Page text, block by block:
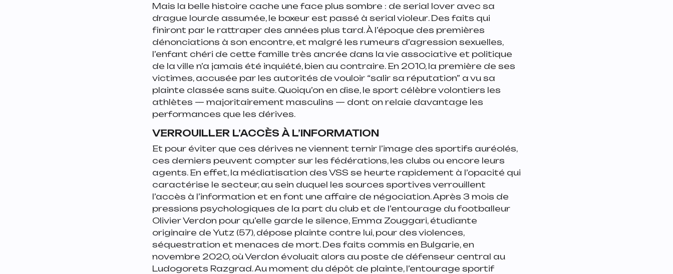
Mais la belle histoire cache une face plus sombre : de serial lover avec sa
drague lourde assumée, le boxeur est passé à serial violeur. Des faits qui
finiront par le rattraper des années plus tard. À l’époque des premières
dénonciations à son encontre, et malgré les rumeurs d’agression sexuelles,
l’enfant chéri de cette famille très ancrée dans la vie associative et politique
de la ville n’a jamais été inquiété, bien au contraire. En 2010, la première de ses
victimes, accusée par les autorités de vouloir “salir sa réputation” a vu sa
plainte classée sans suite. Quoiqu’on en dise, le sport célèbre volontiers les
athlètes — majoritairement masculins — dont on relaie davantage les
performances que les dérives.
VERROUILLER L’ACCÈS À L’INFORMATION
Et pour éviter que ces dérives ne viennent ternir l’image des sportifs auréolés,
ces derniers peuvent compter sur les fédérations, les clubs ou encore leurs
agents. En effet, la médiatisation des VSS se heurte rapidement à l’opacité qui
caractérise le secteur, au sein duquel les sources sportives verrouillent
l’accès à l’information et en font une affaire de négociation. Après 3 mois de
pressions psychologiques de la part du club et de l’entourage du footballeur
Olivier Verdon pour qu’elle garde le silence, Emma Zouggari, étudiante
originaire de Yutz (57), dépose plainte contre lui, pour des violences,
séquestration et menaces de mort. Des faits commis en Bulgarie, en
novembre 2020, où Verdon évoluait alors au poste de défenseur central au
Ludogorets Razgrad. Au moment du dépôt de plainte, l’entourage sportif